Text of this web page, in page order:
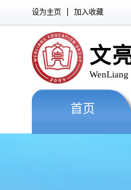
设为主页 加入收藏
文
WenLiang
首页